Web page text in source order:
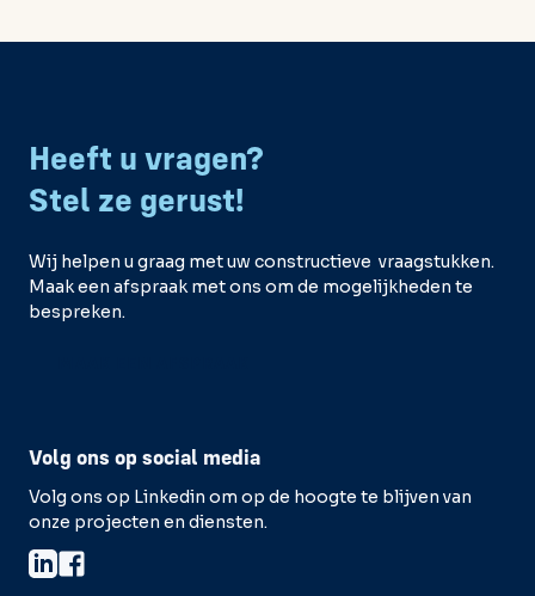
Heeft u vragen?
Stel ze gerust!
Wij helpen u graag met uw constructieve vraagstukken.
Maak een afspraak met ons om de mogelijkheden te
bespreken.
Volg ons op social media
Volg ons op Linkedin om op de hoogte te blijven van
onze projecten en diensten.